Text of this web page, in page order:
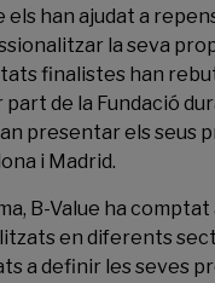
els han ajudat a
la seva
finalistes han
de la Fundació
presentar els seus
i Madrid.
B-Value ha comptat
en diferents
a definir les seves